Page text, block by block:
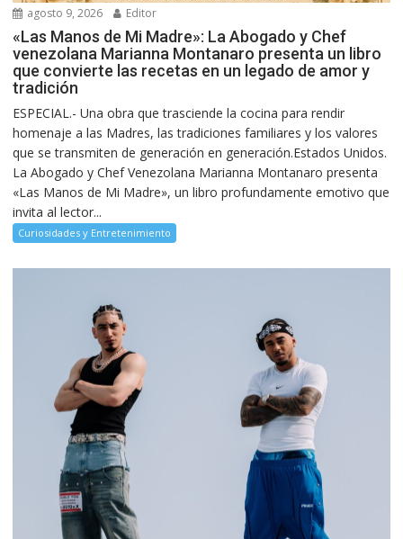
agosto 9, 2026 Editor
«Las Manos de Mi Madre»: La Abogado y Chef
venezolana Marianna Montanaro presenta un libro
que convierte las recetas en un legado de amor y
tradición
ESPECIAL.- Una obra que trasciende la cocina para rendir
homenaje a las Madres, las tradiciones familiares y los valores
que se transmiten de generación en generación.Estados Unidos.
La Abogado y Chef Venezolana Marianna Montanaro presenta
«Las Manos de Mi Madre», un libro profundamente emotivo que
invita al lector...
Curiosidades y Entretenimiento